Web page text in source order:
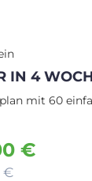
IN 4
mit 60
€
€